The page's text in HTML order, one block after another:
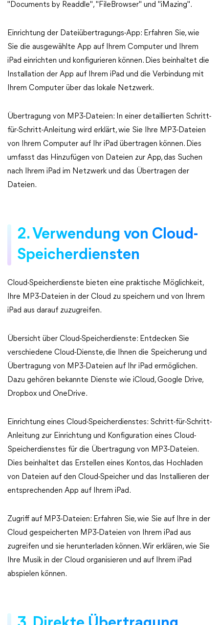
"Documents by Readdle", "FileBrowser" und "iMazing".
Einrichtung der Dateiübertragungs-App: Erfahren Sie, wie
Sie die ausgewählte App auf Ihrem Computer und Ihrem
iPad einrichten und konfigurieren können. Dies beinhaltet die
Installation der App auf Ihrem iPad und die Verbindung mit
Ihrem Computer über das lokale Netzwerk.
Übertragung von MP3-Dateien: In einer detaillierten Schritt-
für-Schritt-Anleitung wird erklärt, wie Sie Ihre MP3-Dateien
von Ihrem Computer auf Ihr iPad übertragen können. Dies
umfasst das Hinzufügen von Dateien zur App, das Suchen
nach Ihrem iPad im Netzwerk und das Übertragen der
Dateien.
2. Verwendung von Cloud-
Speicherdiensten
Cloud-Speicherdienste bieten eine praktische Möglichkeit,
Ihre MP3-Dateien in der Cloud zu speichern und von Ihrem
iPad aus darauf zuzugreifen.
Übersicht über Cloud-Speicherdienste: Entdecken Sie
verschiedene Cloud-Dienste, die Ihnen die Speicherung und
Übertragung von MP3-Dateien auf Ihr iPad ermöglichen.
Dazu gehören bekannte Dienste wie iCloud, Google Drive,
Dropbox und OneDrive.
Einrichtung eines Cloud-Speicherdienstes: Schritt-für-Schritt-
Anleitung zur Einrichtung und Konfiguration eines Cloud-
Speicherdienstes für die Übertragung von MP3-Dateien.
Dies beinhaltet das Erstellen eines Kontos, das Hochladen
von Dateien auf den Cloud-Speicher und das Installieren der
entsprechenden App auf Ihrem iPad.
Zugriff auf MP3-Dateien: Erfahren Sie, wie Sie auf Ihre in der
Cloud gespeicherten MP3-Dateien von Ihrem iPad aus
zugreifen und sie herunterladen können. Wir erklären, wie Sie
Ihre Musik in der Cloud organisieren und auf Ihrem iPad
abspielen können.